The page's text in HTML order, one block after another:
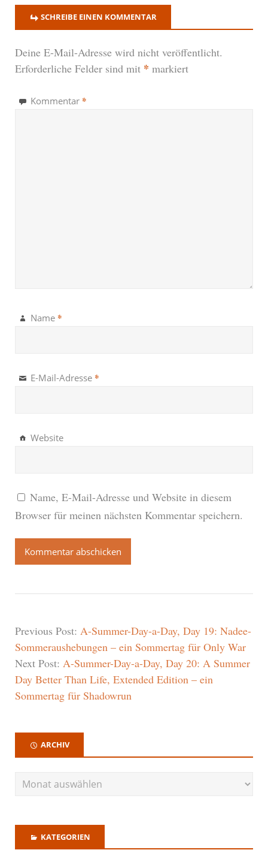
SCHREIBE EINEN KOMMENTAR
Deine E-Mail-Adresse wird nicht veröffentlicht.
Erforderliche Felder sind mit * markiert
Kommentar *
Name *
E-Mail-Adresse *
Website
Name, E-Mail-Adresse und Website in diesem
Browser für meinen nächsten Kommentar speichern.
Previous Post: A-Summer-Day-a-Day, Day 19: Nadee-
Sommeraushebungen – ein Sommertag für Only War
Next Post: A-Summer-Day-a-Day, Day 20: A Summer
Day Better Than Life, Extended Edition – ein
Sommertag für Shadowrun
ARCHIV
KATEGORIEN